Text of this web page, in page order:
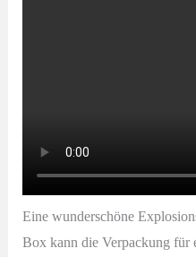
Eine wunderschöne
Box kann die Verpackung für